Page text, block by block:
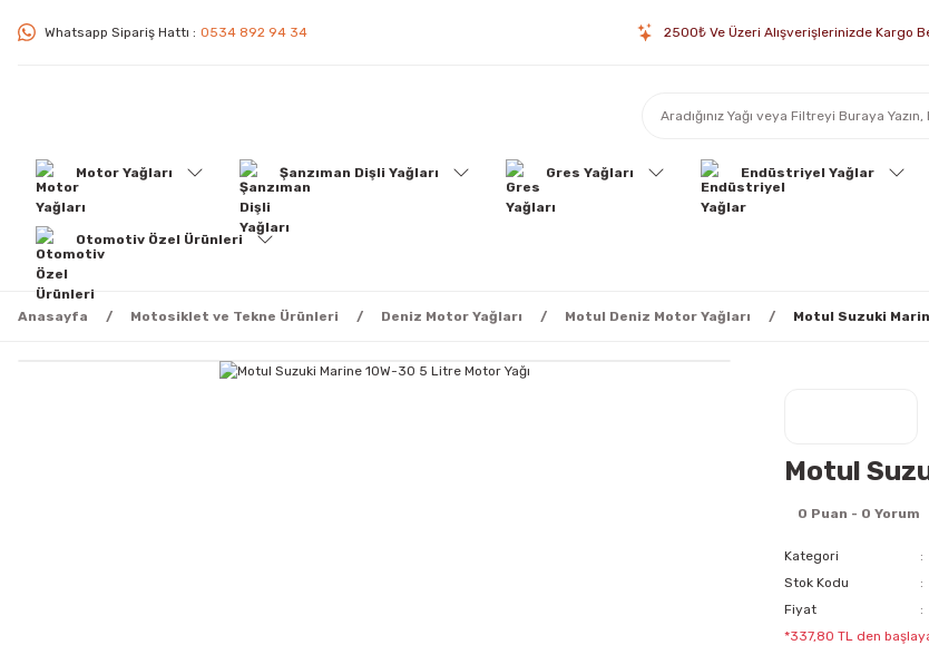
Whatsapp Sipariş Hattı : 0534 892 94 34 2500₺ Ve Üzeri Alışverişlerinizde Kargo
Motor Yağları Şanzıman Dişli Yağları Gres Yağları Endüstriyel Yağlar
Otomotiv Özel Ürünleri
Anasayfa Motosiklet ve Tekne Ürünleri Deniz Motor Yağları Motul Deniz Motor Yağları Motul Suzuki
Motul
0 Puan - 0 Yorum
Kategori
Stok Kodu
Fiyat
*337,80 TL den